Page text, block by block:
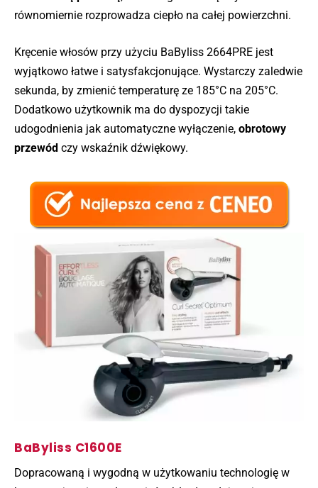
równomiernie rozprowadza ciepło na całej powierzchni.
Kręcenie włosów przy użyciu BaByliss 2664PRE jest
wyjątkowo łatwe i satysfakcjonujące. Wystarczy zaledwie
sekunda, by zmienić temperaturę ze 185°C na 205°C.
Dodatkowo użytkownik ma do dyspozycji takie
udogodnienia jak automatyczne wyłączenie, obrotowy
przewód czy wskaźnik dźwiękowy.
BaByliss C1600E
Dopracowaną i wygodną w użytkowaniu technologię w